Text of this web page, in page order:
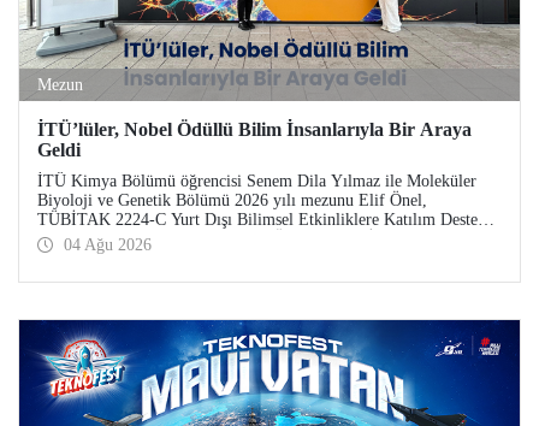
Mezun
İTÜ’lüler, Nobel Ödüllü Bilim İnsanlarıyla Bir Araya
Geldi
İTÜ Kimya Bölümü öğrencisi Senem Dila Yılmaz ile Moleküler
Biyoloji ve Genetik Bölümü 2026 yılı mezunu Elif Önel,
TÜBİTAK 2224-C Yurt Dışı Bilimsel Etkinliklere Katılım Desteği
kapsamında 75’inci Lindau Nobel Ödüllü Bilim İnsanları
Toplantısı’na katıldı.
04 Ağu 2026